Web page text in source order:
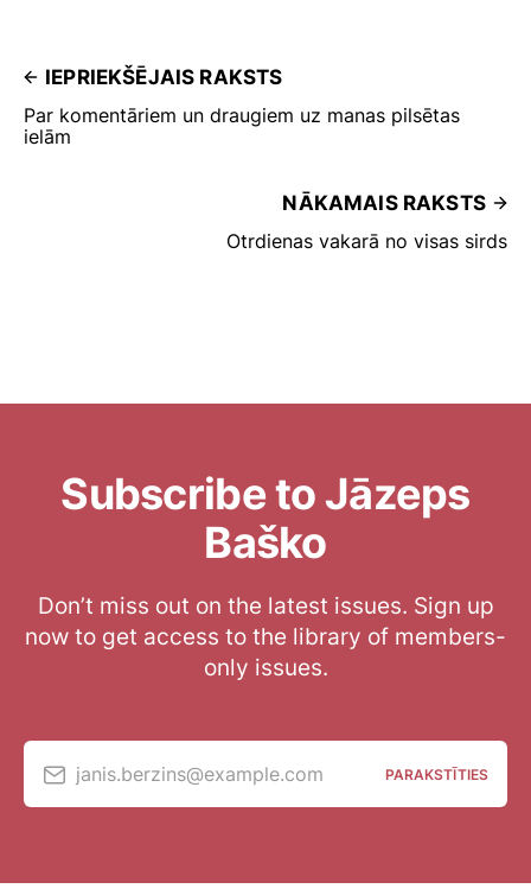
IEPRIEKŠĒJAIS RAKSTS
Par komentāriem un draugiem uz manas pilsētas
ielām
NĀKAMAIS RAKSTS
Otrdienas vakarā no visas sirds
Subscribe to Jāzeps
Baško
Don’t miss out on the latest issues. Sign up
now to get access to the library of members-
only issues.
janis.berzins@example.com PARAKSTĪTIES